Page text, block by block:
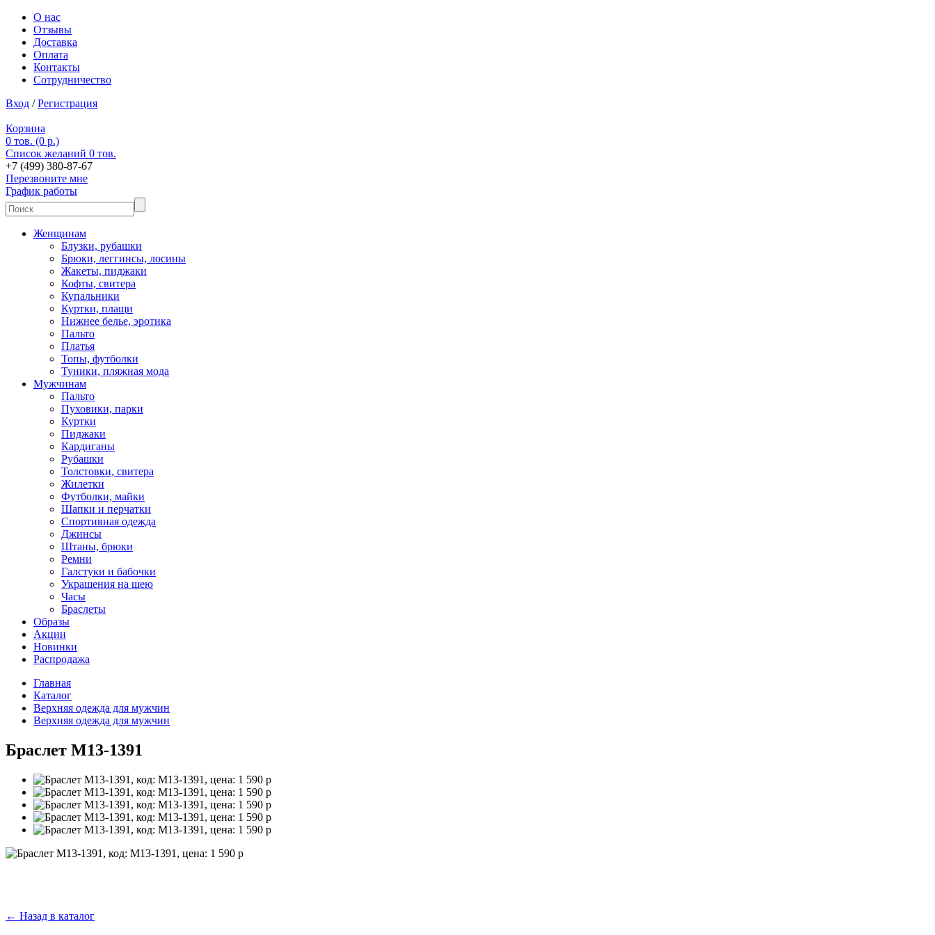
О нас
Отзывы
Доставка
Оплата
Контакты
Сотрудничество
Вход /Регистрация
Корзина
0 тов. (0 р.)
Список желаний 0 тов.
+7 (499) 380-87-67
Перезвоните мне
График работы
Женщинам
Блузки, рубашки
Брюки, леггинсы, лосины
Жакеты, пиджаки
Кофты, свитера
Купальники
Куртки, плащи
Нижнее белье, эротика
Пальто
Платья
Топы, футболки
Туники, пляжная мода
Мужчинам
Пальто
Пуховики, парки
Куртки
Пиджаки
Кардиганы
Рубашки
Толстовки, свитера
Жилетки
Футболки, майки
Шапки и перчатки
Спортивная одежда
Джинсы
Штаны, брюки
Ремни
Галстуки и бабочки
Украшения на шею
Часы
Браслеты
Образы
Акции
Новинки
Распродажа
Главная
Каталог
Верхняя одежда для мужчин
Верхняя одежда для мужчин
Браслет M13-1391
← Назад в каталог